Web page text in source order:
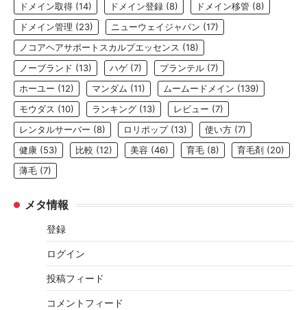
ドメイン取得 (14) ドメイン登録 (8) ドメイン移管 (8)
ドメイン管理 (23) ニューウェイジャパン (17)
ノコアヘアサポートスカルプエッセンス (18)
ノーブランド (13) ハゲ (7) プランテル (7)
ホーユー (12) マンダム (11) ムームードメイン (139)
モウダス (10) ランキング (13) レビュー (7)
レンタルサーバー (8) ロリポップ(13) 使い方 (7)
健康 (53) 比較 (12) 美容 (46) 育毛 (8) 育毛剤 (20)
薄毛 (7)
メタ情報
登録
ログイン
投稿フィード
コメントフィード